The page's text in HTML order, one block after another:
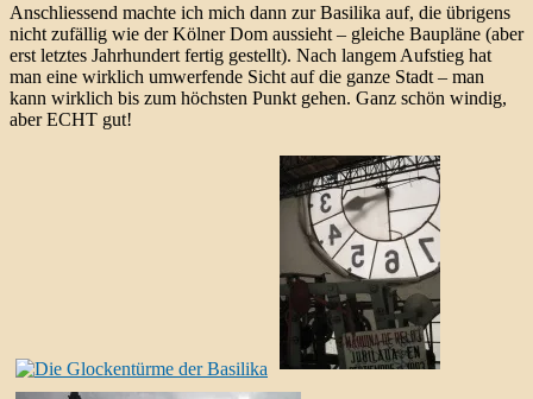
Anschliessend machte ich mich dann zur Basilika auf, die übrigens
nicht zufällig wie der Kölner Dom aussieht – gleiche Baupläne (aber
erst letztes Jahrhundert fertig gestellt). Nach langem Aufstieg hat
man eine wirklich umwerfende Sicht auf die ganze Stadt – man
kann wirklich bis zum höchsten Punkt gehen. Ganz schön windig,
aber ECHT gut!